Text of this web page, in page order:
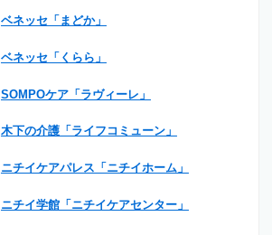
ベネッセ「まどか」
ベネッセ「くらら」
SOMPOケア「ラヴィーレ」
木下の介護「ライフコミューン」
ニチイケアパレス「ニチイホーム」
ニチイ学館「ニチイケアセンター」